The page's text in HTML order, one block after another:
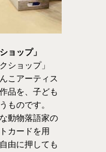
ョップ」
ショップ」
こアーティス
品を、子ども
ものです。
動物落語家の
カードを用
由に押しても